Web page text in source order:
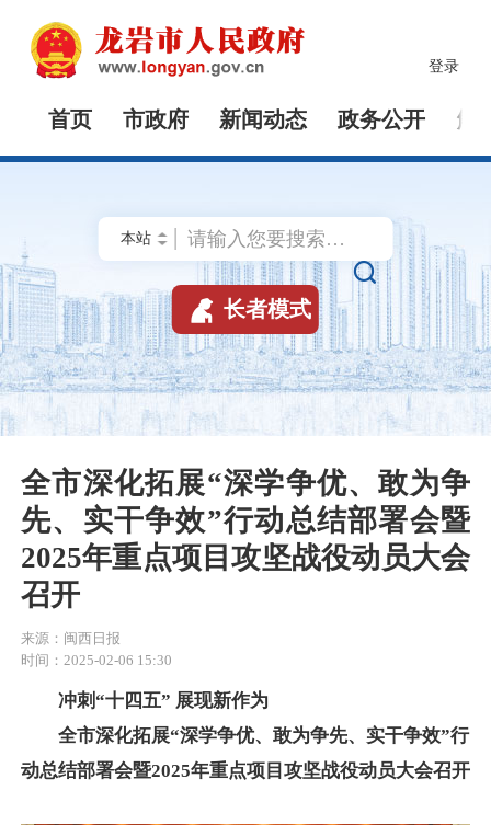
登录
首页 市政府 新闻动态 政务公开 解

 长者模式
全市深化拓展“深学争优、敢为争
先、实干争效”行动总结部署会暨
2025年重点项目攻坚战役动员大会
召开
来源：闽西日报
时间：2025-02-06 15:30
冲刺“十四五” 展现新作为
全市深化拓展“深学争优、敢为争先、实干争效”行
动总结部署会暨2025年重点项目攻坚战役动员大会召开